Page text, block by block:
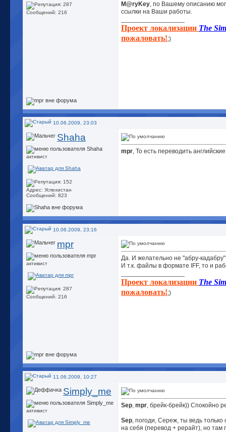
Сообщений: 216
M@ryKey, по Вашему описанию
ссылки на Ваши работы.
Проект локализации The
пожаловать!;)
10.06.2009, 23:03
Shaha
активист
Адрес: Успехистан
Сообщений: 823
mpr, То есть переводить
10.06.2009, 23:16
mpr
активист
Сообщений: 216
Да. И желательно не "абру-кадабру"
И т.к. файлы в формате IFF, то и
Проект локализации The
пожаловать!;)
11.06.2009, 10:27
Simply_me
активист
Sep, mpr, брейк-брейк)) Спокойно
Sep, погоди, Сереж, ты ведь
на себя (перевод + рерайт), но